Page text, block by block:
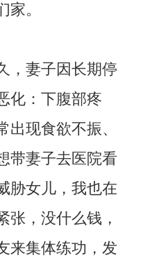
家。
妻子因长期停
化：下腹部疼
出现食欲不振、
带妻子去医院看
胁女儿，我也在
张，没什么钱，
来集体练功，发